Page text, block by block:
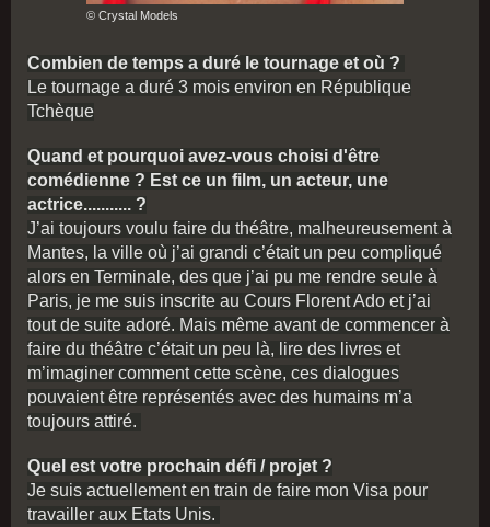
© Crystal Models
Combien de temps a duré le tournage et où ?
Le tournage a duré 3 mois environ en République
Tchèque
Quand et pourquoi avez-vous choisi d'être
comédienne ? Est ce un film, un acteur, une
actrice........... ?
J’ai toujours voulu faire du théâtre, malheureusement à
Mantes, la ville où j’ai grandi c’était un peu compliqué
alors en Terminale, des que j’ai pu me rendre seule à
Paris, je me suis inscrite au Cours Florent Ado et j’ai
tout de suite adoré. Mais même avant de commencer à
faire du théâtre c’était un peu là, lire des livres et
m’imaginer comment cette scène, ces dialogues
pouvaient être représentés avec des humains m’a
toujours attiré.
Quel est votre prochain défi / projet ?
Je suis actuellement en train de faire mon Visa pour
travailler aux Etats Unis.